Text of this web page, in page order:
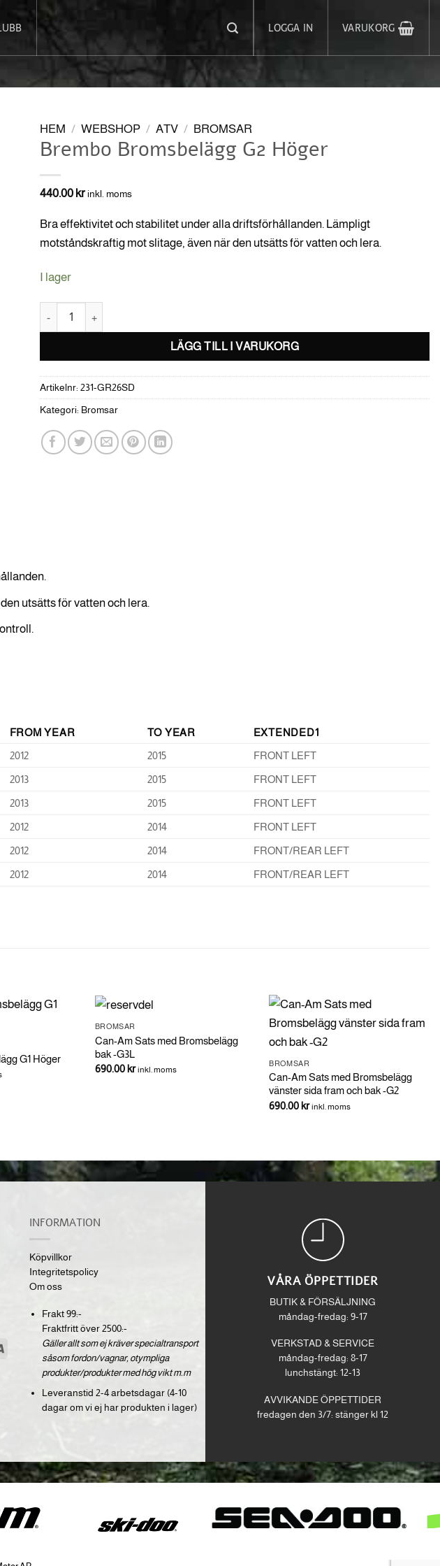
LOGGA IN VARUKORG
HEM / WEBSHOP / ATV / BROMSAR
Brembo Bromsbelägg G2 Höger
440.00 kr inkl. moms
Bra effektivitet och stabilitet under alla driftsförhållanden. Lämpligt
motståndskraftig mot slitage, även när den utsätts för vatten och lera.
I lager
LÄGG TILL I VARUKORG
Artikelnr: 231-GR26SD
Kategori: Bromsar
utsätts för vatten och lera.
FROM YEAR TO YEAR
EXTENDED1
2012 2015
FRONT LEFT
2013 2015
FRONT LEFT
2013 2015
FRONT LEFT
2012 2014
FRONT LEFT
2012 2014
FRONT/REAR LEFT
2012 2014 FRONT/REAR LEFT
G1 Höger
BROMSAR
Can-Am Sats med Bromsbelägg
bak -G3L
690.00 kr inkl. moms
BROMSAR
Can-Am Sats med Bromsbelägg
vänster sida fram och bak -G2
690.00 kr inkl. moms
INFORMATION
Köpvillkor
Integritetspolicy
Om oss
Frakt 99:-
Fraktfritt över 2500:-
Gäller allt som ej kräver specialtransport
såsom fordon/vagnar, otympliga
produkter/produkter med hög vikt m.m
Leveranstid 2-4 arbetsdagar (4-10
dagar om vi ej har produkten i lager)
VÅRA ÖPPETTIDER
BUTIK & FÖRSÄLJNING
måndag-fredag: 9-17
VERKSTAD & SERVICE
måndag-fredag: 8-17
lunchstängt: 12-13
AVVIKANDE ÖPPETTIDER
fredagen den 3/7: stänger kl 12